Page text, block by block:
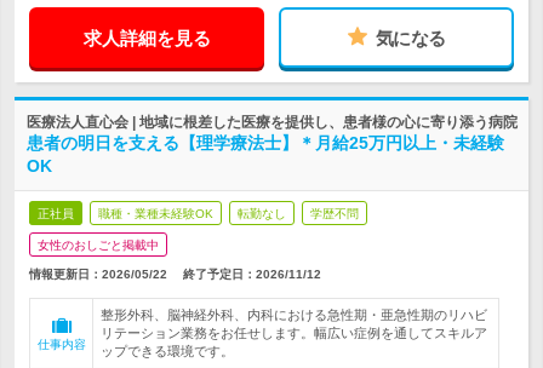
求人詳細を見る 気になる
医療法人直心会 | 地域に根差した医療を提供し、患者様の心に寄り添う病院
患者の明日を支える【理学療法士】＊月給25万円以上・未経験
OK
正社員 職種・業種未経験OK 転勤なし 学歴不問
女性のおしごと掲載中
情報更新日：2026/05/22 終了予定日： 2026/11/12
仕事内容
整形外科、脳神経外科、内科における急性期・亜急性期のリハビ
リテーション業務をお任せします。幅広い症例を通してスキルア
ップできる環境です。